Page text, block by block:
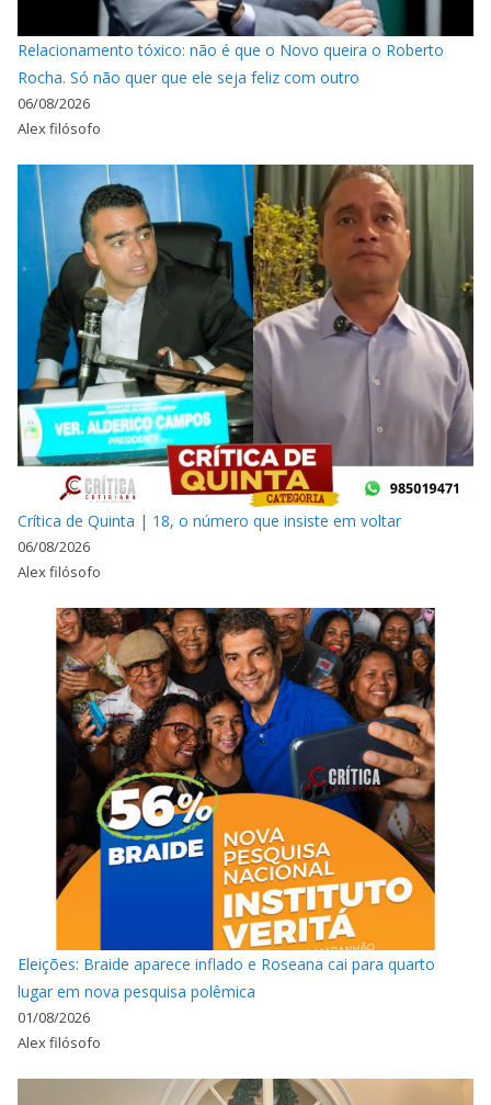
Relacionamento tóxico: não é que o Novo queira o Roberto
Rocha. Só não quer que ele seja feliz com outro
06/08/2026
Alex filósofo
Crítica de Quinta | 18, o número que insiste em voltar
06/08/2026
Alex filósofo
Eleições: Braide aparece inflado e Roseana cai para quarto
lugar em nova pesquisa polêmica
01/08/2026
Alex filósofo